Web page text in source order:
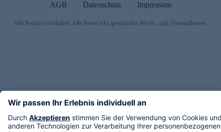
AGB Datenschutz Impressum
Alle Rechte vorbehalten. Alle Preise inkl. gesetzlicher MwSt., zzgl. Versandkosten.